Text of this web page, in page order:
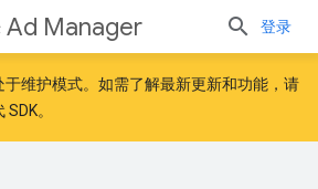
Ad Manager 登录
于维护模式。如需了解最新更新和功能，请
SDK。